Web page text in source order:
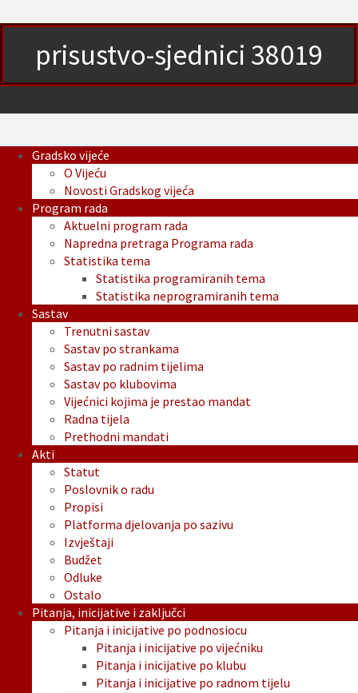
prisustvo-sjednici 38019
Gradsko vijeće
O Vijeću
Novosti Gradskog vijeća
Program rada
Aktuelni program rada
Napredna pretraga Programa rada
Statistika tema
Statistika programiranih tema
Statistika neprogramiranih tema
Sastav
Trenutni sastav
Sastav po strankama
Sastav po radnim tijelima
Sastav po klubovima
Vijećnici kojima je prestao mandat
Radna tijela
Prethodni mandati
Akti
Statut
Poslovnik o radu
Propisi
Platforma djelovanja po sazivu
Izvještaji
Budžet
Odluke
Ostalo
Pitanja, inicijative i zaključci
Pitanja i inicijative po podnosiocu
Pitanja i inicijative po vijećniku
Pitanja i inicijative po klubu
Pitanja i inicijative po radnom tijelu